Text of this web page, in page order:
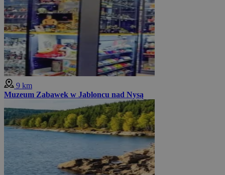
9 km
Muzeum Zabawek w Jabloncu nad Nysą